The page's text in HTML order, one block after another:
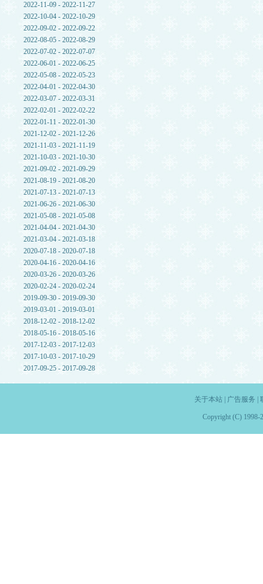
2022-11-09 - 2022-11-27
2022-10-04 - 2022-10-29
2022-09-02 - 2022-09-22
2022-08-05 - 2022-08-29
2022-07-02 - 2022-07-07
2022-06-01 - 2022-06-25
2022-05-08 - 2022-05-23
2022-04-01 - 2022-04-30
2022-03-07 - 2022-03-31
2022-02-01 - 2022-02-22
2022-01-11 - 2022-01-30
2021-12-02 - 2021-12-26
2021-11-03 - 2021-11-19
2021-10-03 - 2021-10-30
2021-09-02 - 2021-09-29
2021-08-19 - 2021-08-20
2021-07-13 - 2021-07-13
2021-06-26 - 2021-06-30
2021-05-08 - 2021-05-08
2021-04-04 - 2021-04-30
2021-03-04 - 2021-03-18
2020-07-18 - 2020-07-18
2020-04-16 - 2020-04-16
2020-03-26 - 2020-03-26
2020-02-24 - 2020-02-24
2019-09-30 - 2019-09-30
2019-03-01 - 2019-03-01
2018-12-02 - 2018-12-02
2018-05-16 - 2018-05-16
2017-12-03 - 2017-12-03
2017-10-03 - 2017-10-29
2017-09-25 - 2017-09-28
关于本站| 广告服务
Copyright (C) 1998-